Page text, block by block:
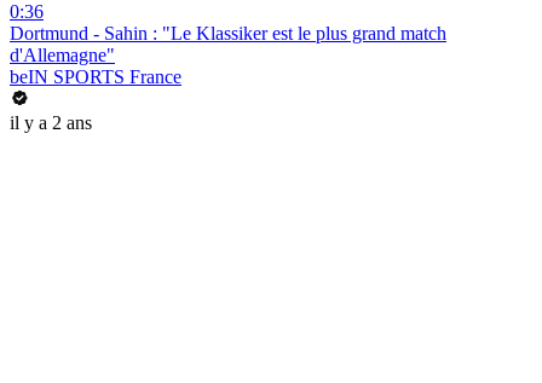
0:36
Dortmund - Sahin : "Le Klassiker est le plus grand match
d'Allemagne"
beIN SPORTS France
il y a 2 ans